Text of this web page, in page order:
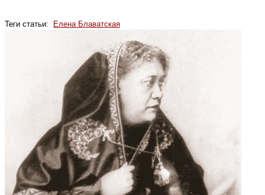
Теги статьи: Елена Блаватская